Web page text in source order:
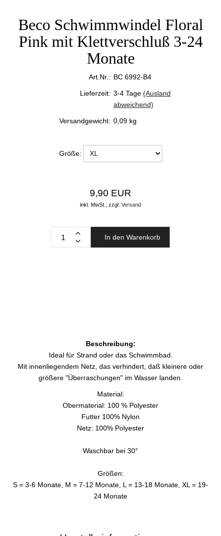
Beco Schwimmwindel Floral
Pink mit Klettverschluß 3-24
Monate
Art.Nr.: BC 6992-B4
Lieferzeit: 3-4 Tage (Ausland
abweichend)
Versandgewicht: 0,09 kg
Größe:
9,90 EUR
inkl. MwSt., zzgl. Versand
In den Warenkorb
Beschreibung:
Ideal für Strand oder das Schwimmbad.
Mit innenliegendem Netz, das verhindert, daß kleinere oder
größere "Überraschungen" im Wasser landen.
Material:
Obermaterial: 100 % Polyester
Futter 100% Nylon
Netz: 100% Polyester
Waschbar bei 30°
Größen:
S = 3-6 Monate, M = 7-12 Monate, L = 13-18 Monate, XL = 19-
24 Monate